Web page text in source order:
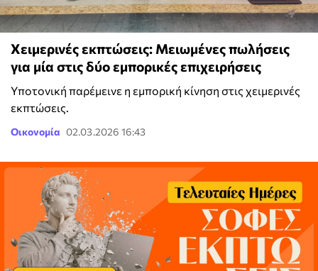
Χειμερινές εκπτώσεις: Μειωμένες πωλήσεις
για μία στις δύο εμπορικές επιχειρήσεις
Υποτονική παρέμεινε η εμπορική κίνηση στις χειμερινές
εκπτώσεις.
Οικονομία 02.03.2026 16:43